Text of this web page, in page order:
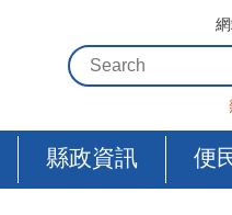
縣政資訊 便